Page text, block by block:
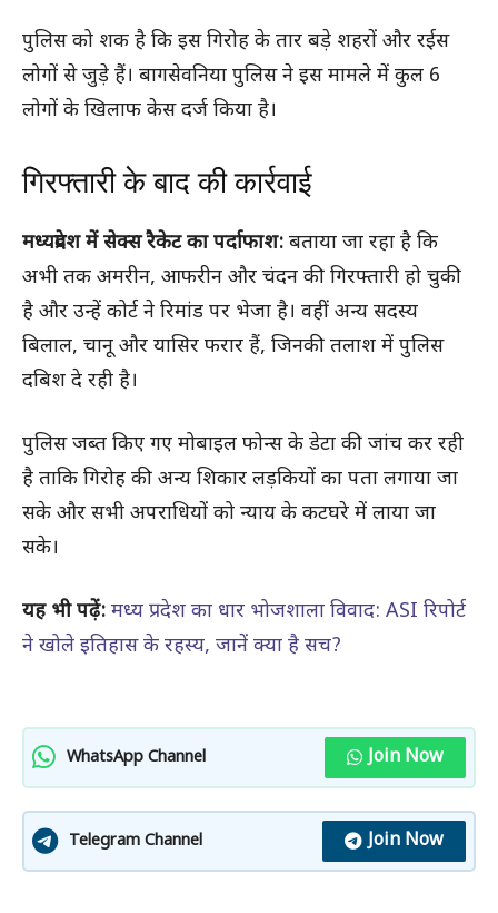
पुलिस को शक है कि इस गिरोह के तार बड़े शहरों और रईस
लोगों से जुड़े हैं। बागसेवनिया पुलिस ने इस मामले में कुल 6
लोगों के खिलाफ केस दर्ज किया है।
गिरफ्तारी के बाद की कार्रवाई
मध्यप्रदेश में सेक्स रैकेट का पर्दाफाश: बताया जा रहा है कि
अभी तक अमरीन, आफरीन और चंदन की गिरफ्तारी हो चुकी
है और उन्हें कोर्ट ने रिमांड पर भेजा है। वहीं अन्य सदस्य
बिलाल, चानू और यासिर फरार हैं, जिनकी तलाश में पुलिस
दबिश दे रही है।
पुलिस जब्त किए गए मोबाइल फोन्स के डेटा की जांच कर रही
है ताकि गिरोह की अन्य शिकार लड़कियों का पता लगाया जा
सके और सभी अपराधियों को न्याय के कटघरे में लाया जा
सके।
यह भी पढ़ें: मध्य प्रदेश का धार भोजशाला विवाद: ASI रिपोर्ट
ने खोले इतिहास के रहस्य, जानें क्या है सच?
WhatsApp Channel Join Now
Telegram Channel Join Now